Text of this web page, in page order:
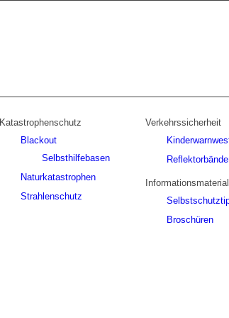
Katastrophenschutz
Blackout
Selbsthilfebasen
Naturkatastrophen
Strahlenschutz
Verkehrssicherheit
Informationsmaterial
Broschüren